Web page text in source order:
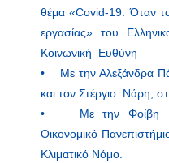
θέμα «Covid-19: Όταν
εργασίας» του
Κοινωνική Ευθύνη
• Με την Αλεξάνδρα
και τον Στέργιο Νάρη,
• Με την Φοίβη
Οικονομικό
Κλιματικό Νόμο.